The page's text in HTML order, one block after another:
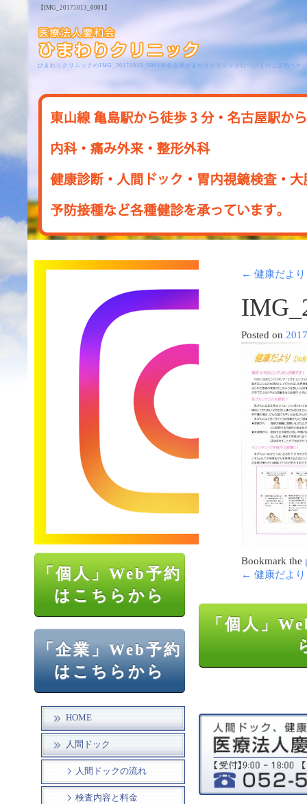
【IMG_20171013_0001】
ひまわりクリニックのIMG_20171013_0001＠名古屋ひまわりクリニックについてのご説明ペー
「個人」Web予約
はこちらから
「企業」Web予約
はこちらから
HOME
人間ドック
人間ドックの流れ
検査内容と料金
← 健康だより
Posted on
Bookmark the
← 健康だより
「個人」